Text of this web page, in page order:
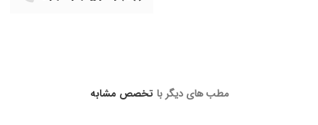
مطب های دیگر با تخصص مشابه